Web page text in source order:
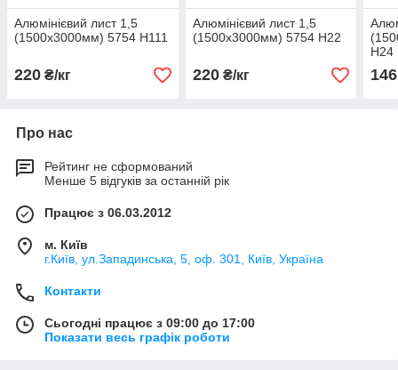
Алюмінієвий лист 1,5
(1500х3000мм) 5754 Н111
220 ₴/кг
Алюмінієвий лист 1,5
(1500х3000мм) 5754 Н22
220₴/кг
Н24
146
Про нас
Рейтинг не сформований
Менше 5 відгуків за останній рік
Працює з 06.03.2012
м. Київ
г.Київ, ул.Западинська, 5, оф. 301, Київ, Україна
Контакти
Сьогодні працює з 09:00 до 17:00
Показати весь графік роботи